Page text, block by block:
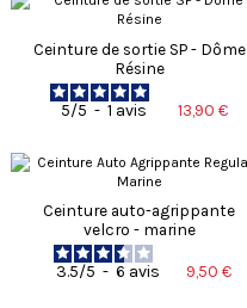
Ceinture de sortie SP - Dôme
Résine
5/5 - 1 avis 13,90 €
Ceinture auto-agrippante
velcro - marine
3.5/5 - 6 avis 9,50 €